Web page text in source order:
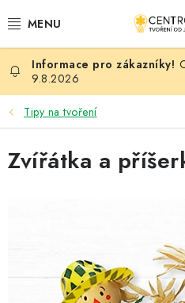
na
SEZÓNNÍ TVOŘENÍ
DŘEVĚNÉ VÝROBKY
MEDAILE
KVĚTINY A LISTY
9.8.2026
Tipy na tvoření
Zvířátka a